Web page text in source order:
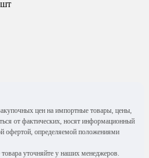
шт
цен на импортные товары, цены,
от фактических, носят информационный
офертой, определяемой положениями
уточняйте у наших менеджеров.